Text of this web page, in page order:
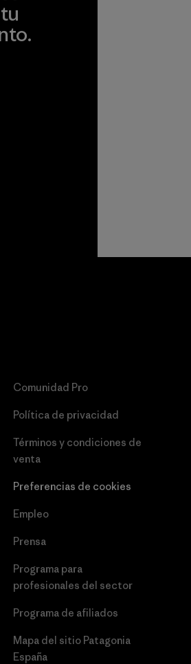
Comunidad Pro
Política de privacidad
Términos y condiciones de
venta
Preferencias de cookies
Empleo
Prensa
Programa para
profesionales del sector
Programa de afiliados
Mapa del sitio Patagonia
España